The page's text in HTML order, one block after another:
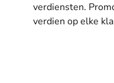
verdiensten.
verdien op elke